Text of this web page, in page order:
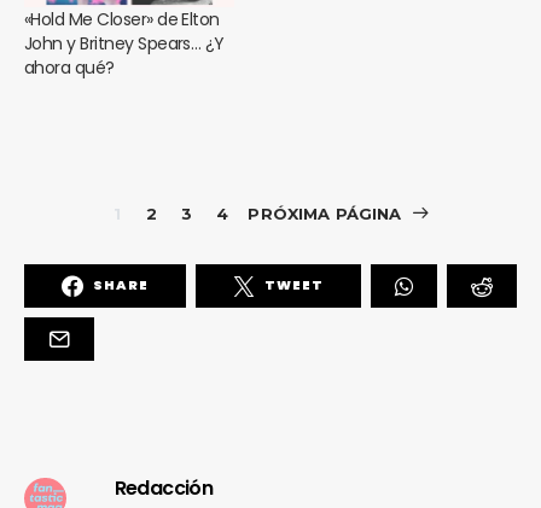
«Hold Me Closer» de Elton
John y Britney Spears… ¿Y
ahora qué?
1 2 3 4 PRÓXIMA PÁGINA
SHARE TWEET
Redacción